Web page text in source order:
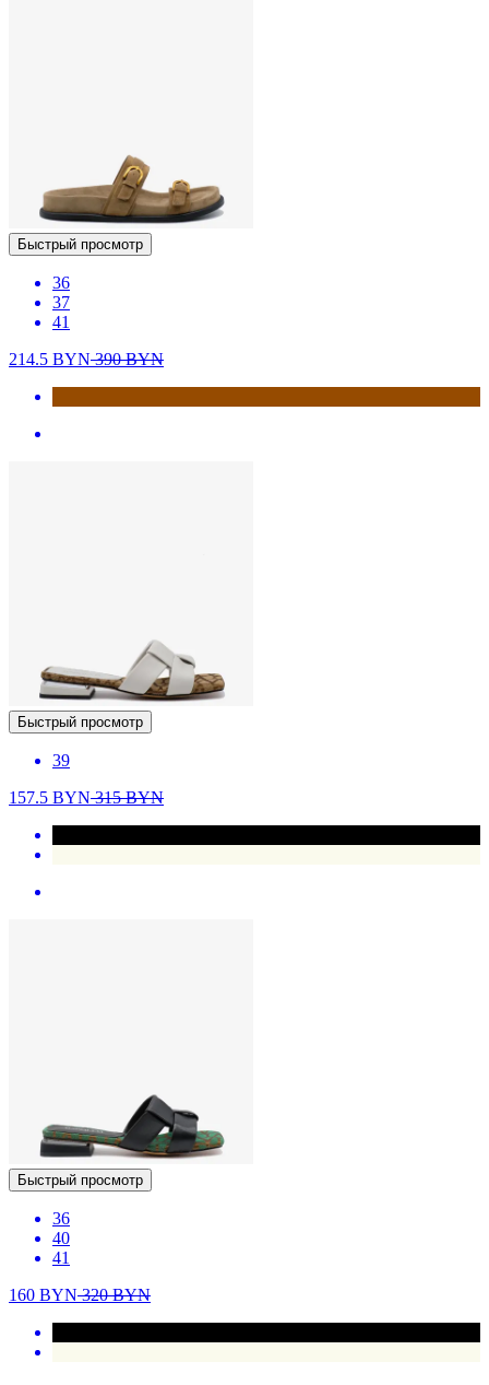
Быстрый просмотр
36
37
41
214.5 BYN390BYN
Быстрый просмотр
39
157.5 BYN315BYN
Быстрый просмотр
36
40
41
160 BYN320BYN